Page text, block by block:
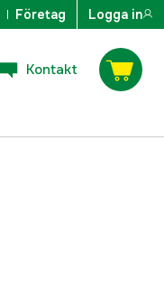
Företag Logga in
Kontakt